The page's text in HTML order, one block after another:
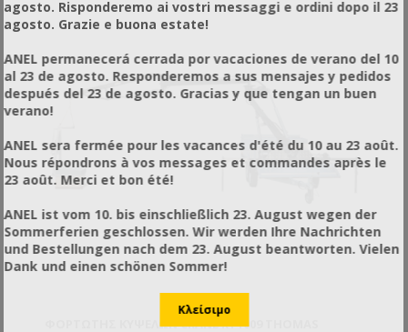
ανεξάρτητους πίσω τροχούς που του προσδίδουν
μεγάλη σταθερότητα και πρόσφυση σε κάθε τύπο
ΦΟΡΤΩΤΉΣ ΚΥΨΕΛΏΝ CRANE RT1009 THOMAS
agosto. Risponderemo ai vostri messaggi e ordini dopo il 23
agosto. Grazie e buona estate!
ANEL permanecerá cerrada por vacaciones de verano del 10
al 23 de agosto. Responderemos a sus mensajes y pedidos
después del 23 de agosto. Gracias y que tengan un buen
verano!
ANEL sera fermée pour les vacances d'été du 10 au 23 août.
Nous répondrons à vos messages et commandes après le
23 août. Merci et bon été!
ANEL ist vom 10. bis einschließlich 23. August wegen der
Sommerferien geschlossen. Wir werden Ihre Nachrichten
und Bestellungen nach dem 23. August beantworten. Vielen
Dank und einen schönen Sommer!